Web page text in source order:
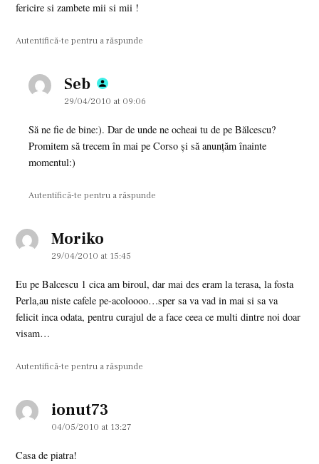
fericire si zambete mii si mii !
Autentifică-te pentru a răspunde
Seb says:
29/04/2010 at 09:06
Să ne fie de bine:). Dar de unde ne ocheai tu de pe Bălcescu?
Promitem să trecem în mai pe Corso şi să anunţăm înainte
momentul:)
Autentifică-te pentru a răspunde
Morikosays:
29/04/2010 at 15:45
Eu pe Balcescu 1 cica am biroul, dar mai des eram la terasa, la fosta
Perla,au niste cafele pe-acoloooo…sper sa va vad in mai si sa va
felicit inca odata, pentru curajul de a face ceea ce multi dintre noi doar
visam…
Autentifică-te pentru a răspunde
ionut73says:
04/05/2010 at 13:27
Casa de piatra!